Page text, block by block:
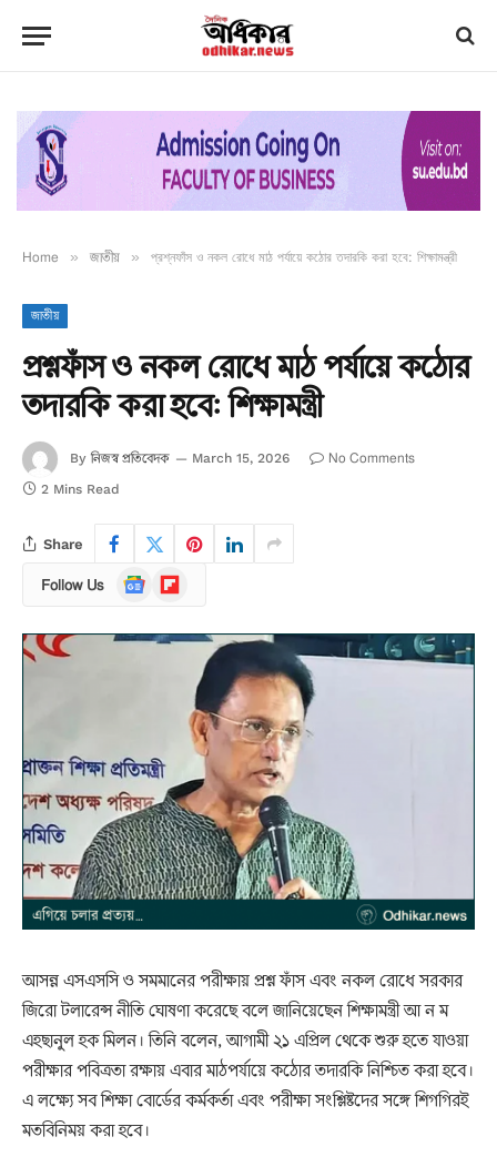
Home » জাতীয় » প্রশ্নফাঁস ও নকল রোধে মাঠ পর্যায়ে কঠোর তদারকি করা হবে: শিক্ষামন্ত্রী
জাতীয়
প্রশ্নফাঁস ও নকল রোধে মাঠ পর্যায়ে কঠোর
তদারকি করা হবে: শিক্ষামন্ত্রী
By নিজস্ব প্রতিবেদক March 15, 2026 No Comments
2 Mins Read
Share
Follow Us
Google
News
Flipboard
আসন্ন এসএসসি ও সমমানের পরীক্ষায় প্রশ্ন ফাঁস এবং নকল রোধে সরকার
জিরো টলারেন্স নীতি ঘোষণা করেছে বলে জানিয়েছেন শিক্ষামন্ত্রী আ ন ম
এহছানুল হক মিলন। তিনি বলেন, আগামী ২১ এপ্রিল থেকে শুরু হতে যাওয়া
পরীক্ষার পবিত্রতা রক্ষায় এবার মাঠপর্যায়ে কঠোর তদারকি নিশ্চিত করা হবে।
এ লক্ষ্যে সব শিক্ষা বোর্ডের কর্মকর্তা এবং পরীক্ষা সংশ্লিষ্টদের সঙ্গে শিগগিরই
মতবিনিময় করা হবে।